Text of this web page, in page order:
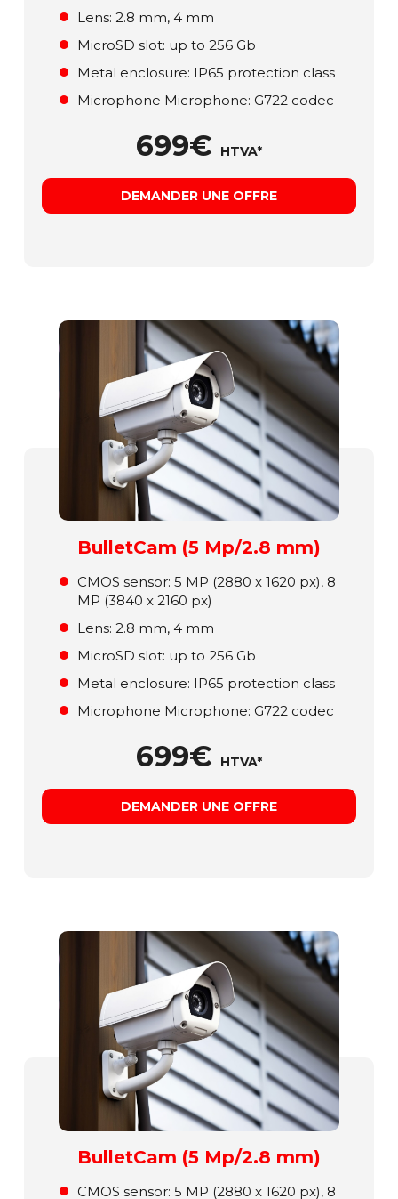
Lens: 2.8 mm, 4 mm
MicroSD slot: up to 256 Gb
Metal enclosure: ІР65 protection class
Microphone Microphone: G722 codec
699€ HTVA*
DEMANDER UNE OFFRE
BulletCam (5 Mp/2.8 mm)
СMOS sensor: 5 MP (2880 x 1620 px), 8
MP (3840 x 2160 px)
Lens: 2.8 mm, 4 mm
MicroSD slot: up to 256 Gb
Metal enclosure: ІР65 protection class
Microphone Microphone: G722 codec
699€ HTVA*
DEMANDER UNE OFFRE
BulletCam (5 Mp/2.8 mm)
СMOS sensor: 5 MP (2880 x 1620 px), 8